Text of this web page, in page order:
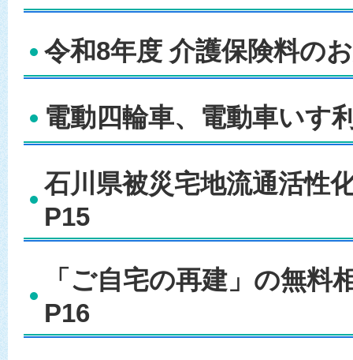
令和8年度 介護保険料の
電動四輪車、電動車いす
石川県被災宅地流通活性
P15
「ご自宅の再建」の無料
P16